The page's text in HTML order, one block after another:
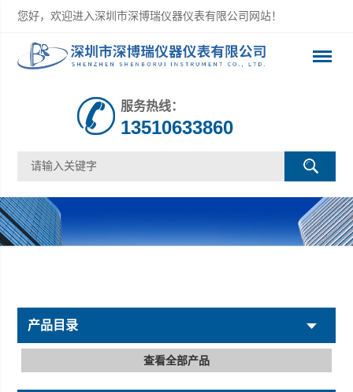
您好，欢迎进入深圳市深博瑞仪器仪表有限公司网站！
服务热线：
13510633860
产品目录
查看全部产品